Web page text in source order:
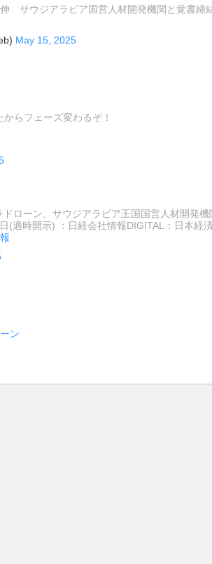
伸 サウジアラビア国営人材開発機関と覚書締
May 15, 2025
らフェーズ変わるぞ！
ローン、サウジアラビア王国国営人材開発機
(適時開示) ：日経会社情報DIGITAL：日本経
ン